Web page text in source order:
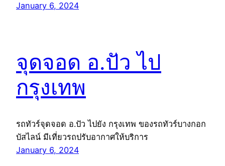
January 6, 2024
จุดจอด อ.ปัว ไป
กรุงเทพ
รถทัวร์จุดจอด อ.ปัว ไปยัง กรุงเทพ ของรถทัวร์บางกอก
บัสไลน์ มีเที่ยวรถปรับอากาศให้บริการ
January 6, 2024